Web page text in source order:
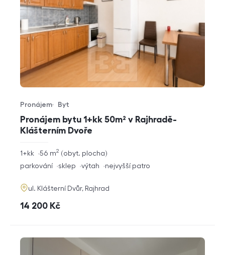
Pronájem bytu 1+kk 50m² v Rajhradě-
Klášterním Dvoře
Typ nabídky
Pronájem
Typ nemovitosti
Byt
rozměry
dispozice
1+kk obyt. plocha
56 m2
funkce
parkování sklep výtah nejvyšší patro
adresa
ul. Klášterní Dvůr, Rajhrad
cena
14 200 Kč